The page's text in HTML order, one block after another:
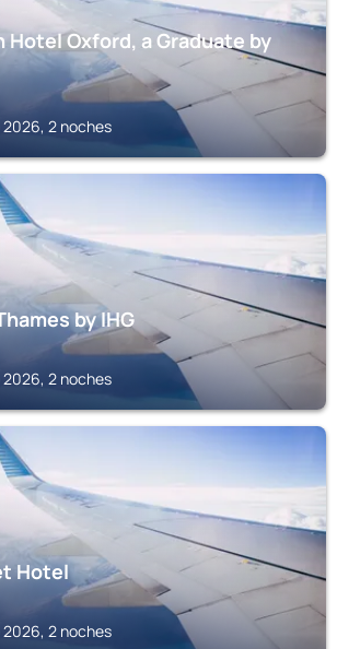
Hotel Oxford, a Graduate by
2 noches
by IHG
2 noches
Hotel
2 noches